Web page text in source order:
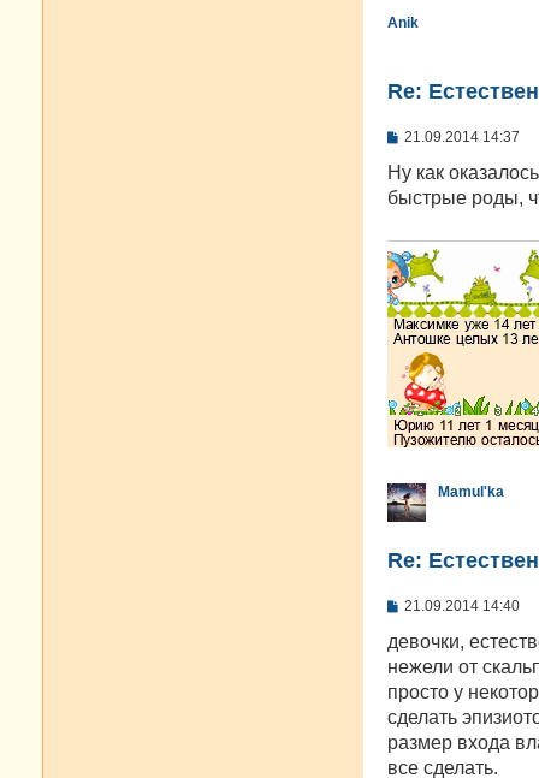
Anik
Re:
С
о
б
щ
н
и
е
21.09.2014 14:37
Ну как
быстрые роды,
Mamul'ka
Re:
С
о
щ
е
н
и
е
21.09.2014 14:40
девочки,
нежели от
просто у
сделать
размер входа
все сделать.